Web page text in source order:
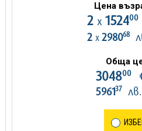
Цена
2 х 152400
2 х 298068
Обща
304800
596137лв.